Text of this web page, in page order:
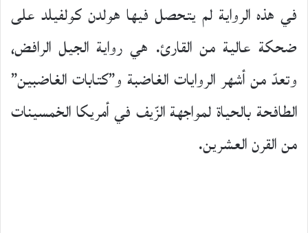
في هذه الرواية لم يتحصل فيها هولدن كولفيلد على
ضحكة عالية من القارئ. هي رواية الجيل الرافض،
وتعدّ من أشهر الروايات الغاضبة و”كتابات الغاضبين”
الطافحة بالحياة لمواجهة الزّيف في أمريكا الخمسينات
من القرن العشرين.